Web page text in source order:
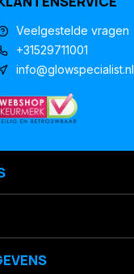
Veelgestelde vragen
+31529711001
info@glowspecialist.nl